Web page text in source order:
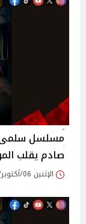
صادم يقلب
الإثنين 06/أكتوبر/2025 - 11:45 ص